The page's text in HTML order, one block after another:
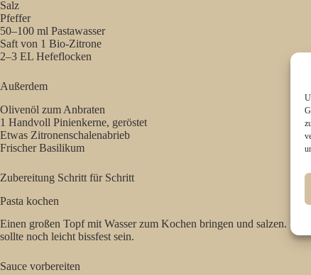
Salz
Pfeffer
50–100 ml Pastawasser
Saft von 1 Bio-Zitrone
2–3 EL Hefeflocken
Außerdem
Olivenöl zum Anbraten
1 Handvoll Pinienkerne, geröstet
Etwas Zitronenschalenabrieb
Frischer Basilikum
Zubereitung Schritt für Schritt
Pasta kochen
Einen großen Topf mit Wasser zum Kochen bringen und salzen. Die
sollte noch leicht bissfest sein.
Sauce vorbereiten